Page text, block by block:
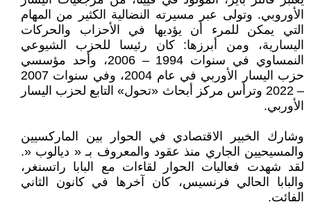
الأوروبي. وتولى عبر مسيرته النضالية الكثير من المهام
التي يمكن للمرء أن يؤديها في الأحزاب والحركات
اليسارية، ومن أبرزها: كان رئيسا للحزب الشيوعي
النمساوي في سنوات 1994 – 2006، وأحد مؤسسي
حزب اليسار الأوربي في عام 2004، وفي سنوات 2007
– 2022 وترأس مركز أبحاث «تحول» التابع لحزب اليسار
الأوربي.
وشارك الخبير الاقتصادي في الحوار بين الماركسيين
والمسيحيين الجاري منذ عقود والمعروف بـ « ديالوب «.
لقد شهدت فعاليات الحوار لقاءات مع البابا راتسنغر،
والبابا الحالي فرنسيس، كان آخرها في كانون الثاني
الفائت.